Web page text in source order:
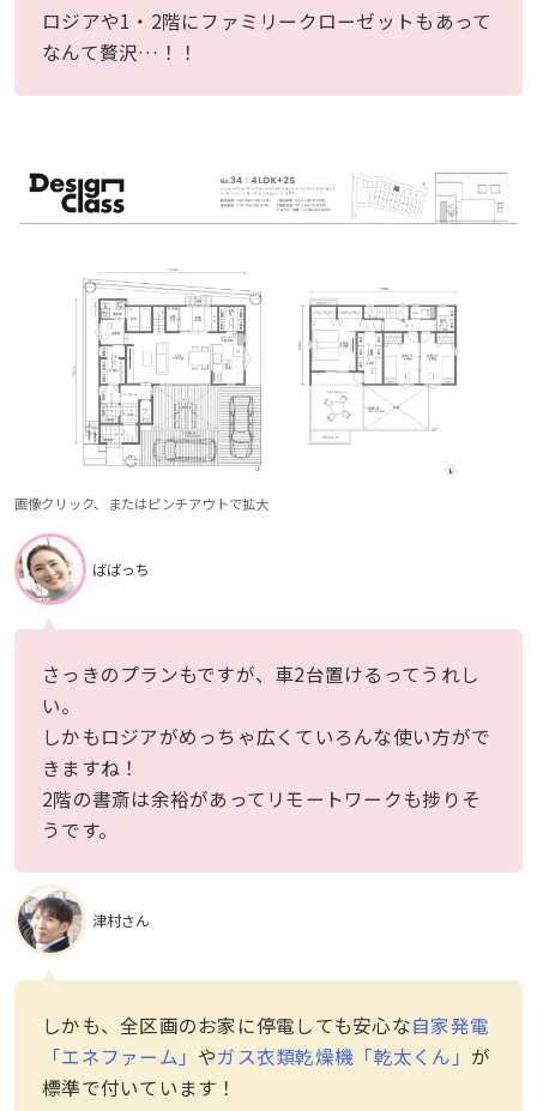
ロジアや1・2階にファミリークローゼットもあって
なんて贅沢…！！
画像クリック、またはピンチアウトで拡大
ばばっち
さっきのプランもですが、車2台置けるってうれし
い。
しかもロジアがめっちゃ広くていろんな使い方がで
きますね！
2階の書斎は余裕があってリモートワークも捗りそ
うです。
津村さん
しかも、全区画のお家に停電しても安心な自家発電
「エネファーム」 やガス衣類乾燥機「乾太くん」 が
標準で付いています！